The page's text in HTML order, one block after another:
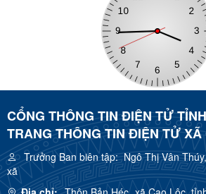
CỔNG THÔNG TIN ĐIỆN TỬ
TRANG THÔNG TIN ĐIỆN TỬ XÃ
Trưởng Ban biên tập:Ngô Thị Vân
xã